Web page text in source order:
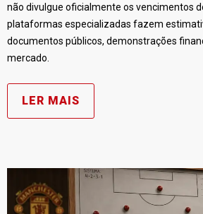
não divulgue oficialmente os vencimentos
plataformas especializadas fazem
documentos públicos, demonstrações
mercado.
LER MAIS